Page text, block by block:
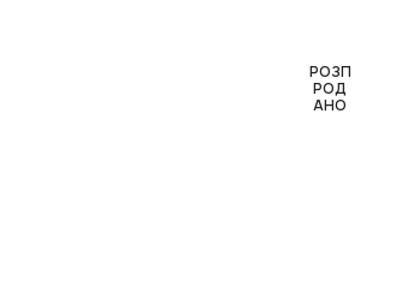
РОЗП
РОД
АНО